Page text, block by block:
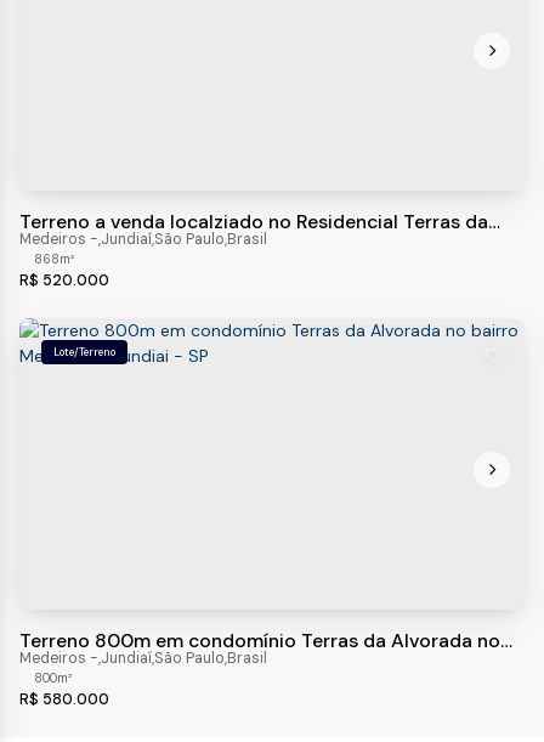
Terreno a venda localziado no Residencial Terras da
Alvorada - Jundiaí-SP
R$ 520.000
Medeiros ,Jundiaí,São Paulo,Brasil
868m²
Lote/Terreno
Terreno 800m em condomínio Terras da Alvorada no
bairro Medeiros - Jundiai - SP
R$ 580.000
Medeiros ,Jundiaí,São Paulo,Brasil
800m²